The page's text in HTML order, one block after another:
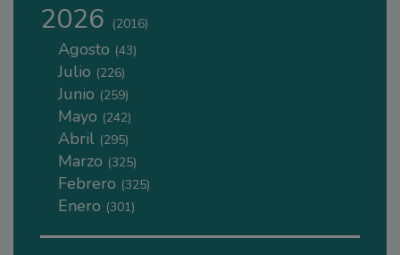
2026 (2016)
Agosto (43)
Julio (226)
Junio (259)
Mayo (242)
Abril (295)
Marzo (325)
Febrero (325)
Enero (301)